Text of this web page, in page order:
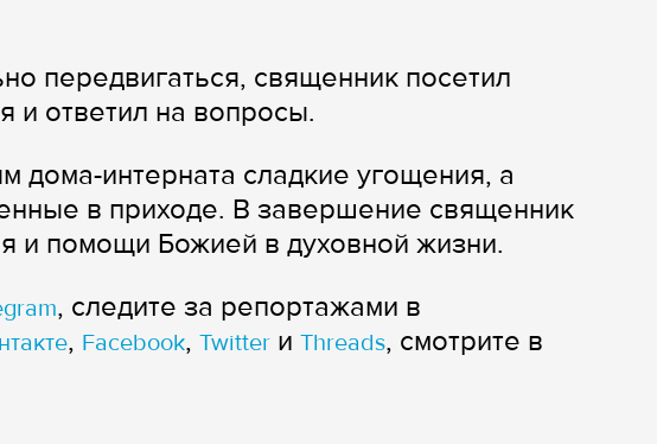
передвигаться, священник посетил
и ответил на вопросы.
дома-интерната сладкие угощения, а
в приходе. В завершение священник
и помощи Божией в духовной жизни.
, следите за репортажами в
, Facebook, Twitter и Threads, смотрите в